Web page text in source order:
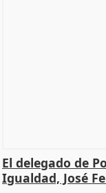
El delegado de
Igualdad, José